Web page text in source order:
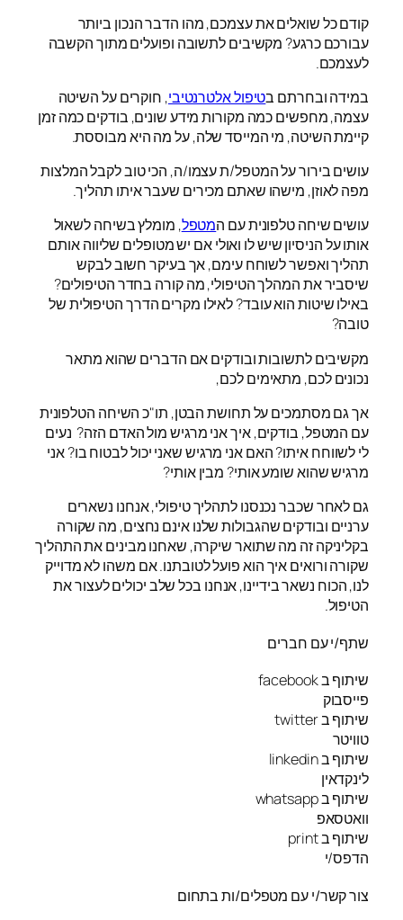
קודם כל שואלים את עצמכם, מהו הדבר הנכון ביותר
עבורכם כרגע? מקשיבים לתשובה ופועלים מתוך הקשבה
לעצמכם.
במידה ובחרתם בטיפול אלטרנטיבי, חוקרים על השיטה
עצמה, מחפשים כמה מקורות מידע שונים, בודקים כמה זמן
קיימת השיטה, מי המייסד שלה, על מה היא מבוססת.
עושים בירור על המטפל/ת עצמו/ה, הכי טוב לקבל המלצות
מפה לאוזן, מישהו שאתם מכירים שעבר איתו תהליך.
עושים שיחה טלפונית עם המטפל, מומלץ בשיחה לשאול
אותו על הניסיון שיש לו ואולי אם יש מטופלים שליווה אותם
תהליך ואפשר לשוחח עימם, אך בעיקר חשוב לבקש
שיסביר את המהלך הטיפולי, מה קורה בחדר הטיפולים?
באילו שיטות הוא עובד? לאילו מקרים הדרך הטיפולית של
טובה?
מקשיבים לתשובות ובודקים אם הדברים שהוא מתאר
נכונים לכם, מתאימים לכם,
אך גם מסתמכים על תחושת הבטן, תו"כ השיחה הטלפונית
עם המטפל, בודקים, איך אני מרגיש מול האדם הזה? נעים
לי לשווחח איתו? האם אני מרגיש שאני יכול לבטוח בו? אני
מרגיש שהוא שומע אותי? מבין אותי?
גם לאחר שכבר נכנסנו לתהליך טיפולי, אנחנו נשארים
ערניים ובודקים שהגבולות שלנו אינם נחצים, מה שקורה
בקליניקה זה מה שתואר שיקרה, שאחנו מבינים את התהליך
שקורה ורואים איך הוא פועל לטובתנו. אם משהו לא מדוייק
לנו, הכוח נשאר בידיינו, אנחנו בכל שלב יכולים לעצור את
הטיפול.
שתף/י עם חברים
שיתוף ב facebook
פייסבוק
שיתוף ב twitter
טוויטר
שיתוף ב linkedin
לינקדאין
שיתוף ב whatsapp
וואטסאפ
שיתוף ב print
הדפס/י
צור קשר/י עם מטפלים/ות בתחום